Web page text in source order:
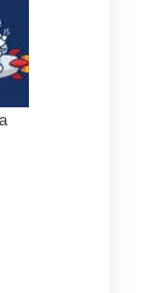
alla